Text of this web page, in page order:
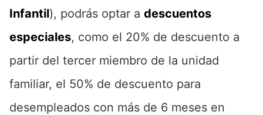
Infantil), podrás optar a descuentos
especiales, como el 20% de descuento a
partir del tercer miembro de la unidad
familiar, el 50% de descuento para
desempleados con más de 6 meses en